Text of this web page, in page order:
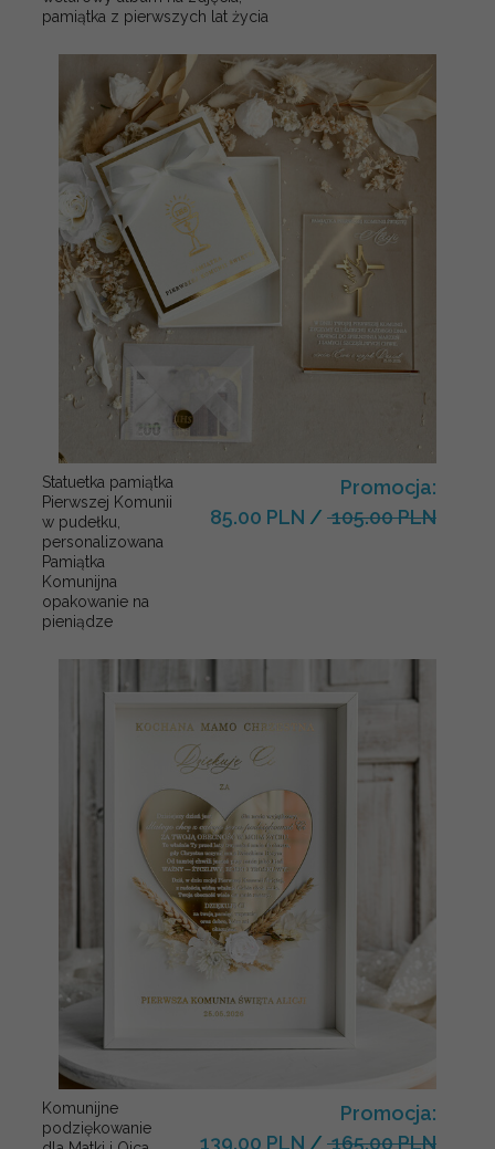
pamiątka z pierwszych lat życia
Statuetka pamiątka
Pierwszej Komunii
w pudełku,
personalizowana
Pamiątka
Komunijna
opakowanie na
pieniądze
Promocja:
85.00 PLN / 105.00 PLN
Komunijne
podziękowanie
Promocja:
139.00 PLN / 165.00 PLN